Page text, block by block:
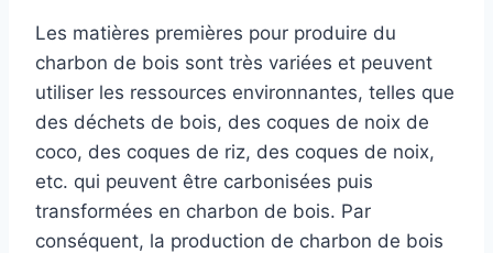
Les matières premières pour produire du
charbon de bois sont très variées et peuvent
utiliser les ressources environnantes, telles que
des déchets de bois, des coques de noix de
coco, des coques de riz, des coques de noix,
etc. qui peuvent être carbonisées puis
transformées en charbon de bois. Par
conséquent, la production de charbon de bois